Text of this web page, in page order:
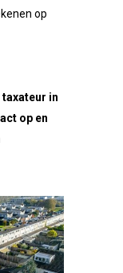
op
in
op en